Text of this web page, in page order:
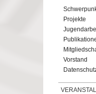
Projekte
Vorstand